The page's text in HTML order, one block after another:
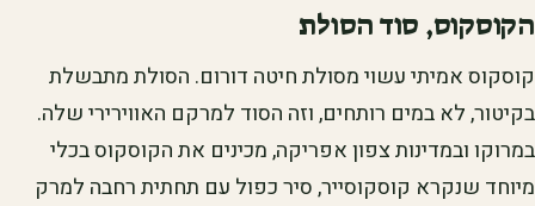
הקוסקוס, סוד הסולת
קוסקוס אמיתי עשוי מסולת חיטה דורום. הסולת מתבשלת
בקיטור, לא במים רותחים, וזה הסוד למרקם האווירירי שלה.
במרוקו ובמדינות צפון אפריקה, מכינים את הקוסקוס בכלי
מיוחד שנקרא קוסקוסייר, סיר כפול עם תחתית רחבה למרק